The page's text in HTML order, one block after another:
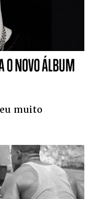
O NOVO ÁLBUM
muito